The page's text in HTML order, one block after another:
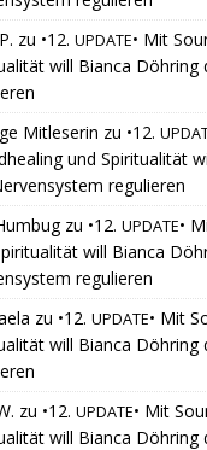
zu •12. UPDATE• Mit
will Bianca Döhring
Mitleserin zu •12.
und Spiritualität
regulieren
zu •12. UPDATE•
will Bianca
regulieren
zu •12. UPDATE• Mit
will Bianca Döhring
zu •12. UPDATE• Mit
will Bianca Döhring